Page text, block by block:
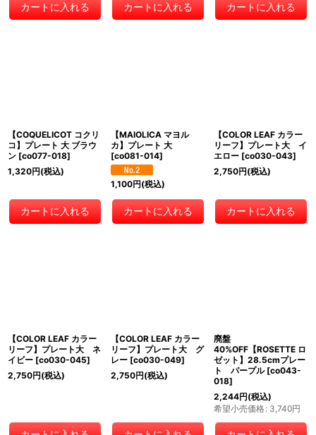
カートに入れる カートに入れる カートに入れる
【COQUELICOT コクリ
コ】プレート 大 ブラウ
ン [co077-018]
1,320円(税込)
カートに入れる
【MAIOLICA マヨル
カ】プレート 大
[co081-014]
1,100円(税込)
カートに入れる
【COLOR LEAF カラー
リーフ】プレート大 イ
エロー [co030-043]
2,750円(税込)
カートに入れる
【COLOR LEAF カラー
リーフ】プレート大 ネ
イビー [co030-045]
2,750円(税込)
【COLOR LEAF カラー
リーフ】プレート大 グ
レー [co030-049]
2,750円(税込)
廃盤
40%OFF【ROSETTE ロ
ゼット】28.5cmプレー
ト パープル [co043-
018]
2,244円(税込)
希望小売価格: 3,740円